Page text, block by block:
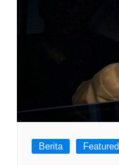
Berita Featured